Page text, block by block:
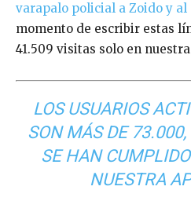
varapalo policial a Zoido y al
momento de escribir estas
41.509 visitas solo en
LOS USUARIOS
SON MÁS DE
SE HAN
NUESTRA